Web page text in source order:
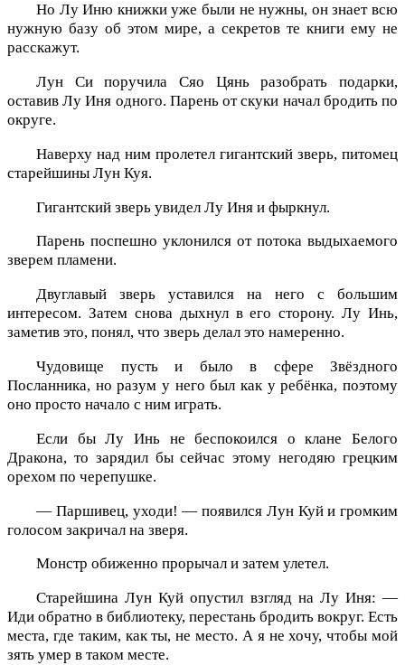
Но Лу Иню книжки уже были не нужны, он знает всю
нужную базу об этом мире, а секретов те книги ему не
расскажут.
Лун Си поручила Сяо Цянь разобрать подарки,
оставив Лу Иня одного. Парень от скуки начал бродить по
округе.
Наверху над ним пролетел гигантский зверь, питомец
старейшины Лун Куя.
Гигантский зверь увидел Лу Иня и фыркнул.
Парень поспешно уклонился от потока выдыхаемого
зверем пламени.
Двуглавый зверь уставился на него с большим
интересом. Затем снова дыхнул в его сторону. Лу Инь,
заметив это, понял, что зверь делал это намеренно.
Чудовище пусть и было в сфере Звёздного
Посланника, но разум у него был как у ребёнка, поэтому
оно просто начало с ним играть.
Если бы Лу Инь не беспокоился о клане Белого
Дракона, то зарядил бы сейчас этому негодяю грецким
орехом по черепушке.
— Паршивец, уходи! — появился Лун Куй и громким
голосом закричал на зверя.
Монстр обиженно прорычал и затем улетел.
Старейшина Лун Куй опустил взгляд на Лу Иня: —
Иди обратно в библиотеку, перестань бродить вокруг. Есть
места, где таким, как ты, не место. А я не хочу, чтобы мой
зять умер в таком месте.